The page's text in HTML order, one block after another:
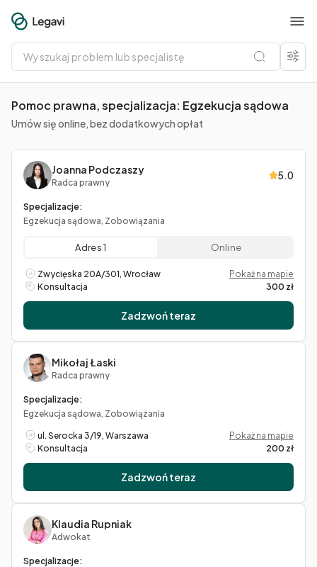
Wyszukaj
problem
lub
specjalistę
Pomoc prawna, specjalizacja: Egzekucja sądowa
Umów się online, bez dodatkowych opłat
Joanna Podczaszy
Radca prawny
5.0
Specjalizacje:
Egzekucja sądowa, Zobowiązania
Adres 1 Online
Zwycięska 20A/301, Wrocław
Pokaż na mapie
Konsultacja
300 zł
Zadzwoń teraz
Mikołaj Łaski
Radca prawny
Specjalizacje:
Egzekucja sądowa, Zobowiązania
ul. Serocka 3/19, Warszawa
Pokaż na mapie
Konsultacja
200 zł
Zadzwoń teraz
Klaudia Rupniak
Adwokat
Specjalizacje: